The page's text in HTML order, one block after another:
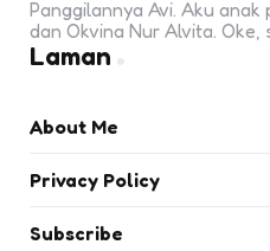
Panggilannya Avi. Aku
dan Okvina Nur Alvita. Oke,
Laman
About Me
Privacy Policy
Subscribe